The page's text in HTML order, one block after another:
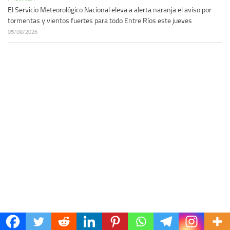
El Servicio Meteorológico Nacional eleva a alerta naranja el aviso por
tormentas y vientos fuertes para todo Entre Ríos este jueves
05/08/2026